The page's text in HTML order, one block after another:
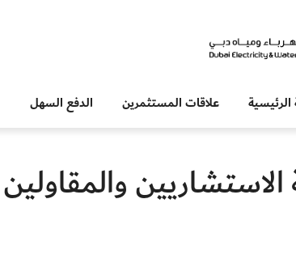
علاقات المستثمرين الدفع السهل
الاستشاريين